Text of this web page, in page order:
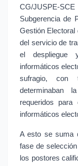
CG/JUSPE-
Subgerencia de
Gestión Electoral
del servicio de
el despliegue
informáticos
sufragio, con
determinaban
requeridos
informáticos
A esto se suma
fase de
los postores